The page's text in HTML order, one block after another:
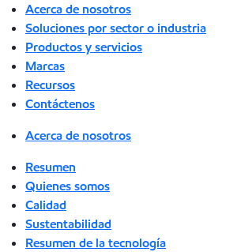
Acerca de nosotros
Soluciones por sector o industria
Productos y servicios
Marcas
Recursos
Contáctenos
Acerca de nosotros
Resumen
Quienes somos
Calidad
Sustentabilidad
Resumen de la tecnología